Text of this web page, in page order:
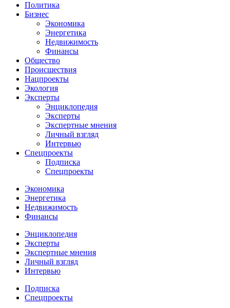
Политика
Бизнес
Экономика
Энергетика
Недвижимость
Финансы
Общество
Происшествия
Нацпроекты
Экология
Эксперты
Энциклопедия
Эксперты
Экспертные мнения
Личный взгляд
Интервью
Спецпроекты
Подписка
Спецпроекты
Экономика
Энергетика
Недвижимость
Финансы
Энциклопедия
Эксперты
Экспертные мнения
Личный взгляд
Интервью
Подписка
Спецпроекты